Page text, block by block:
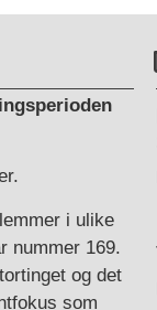
i ulike
nummer 169.
og det
som